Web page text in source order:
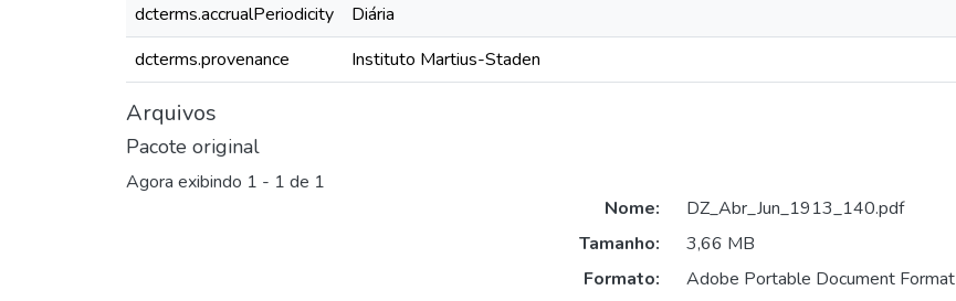
dcterms.accrualPeriodicity
Diária
dcterms.provenance
Instituto Martius-Staden
Arquivos
Pacote original
Agora exibindo 1 - 1 de 1
Nome:
DZ_Abr_Jun_1913_140.pdf
Tamanho:
3,66 MB
Formato:
Adobe Portable Document Format